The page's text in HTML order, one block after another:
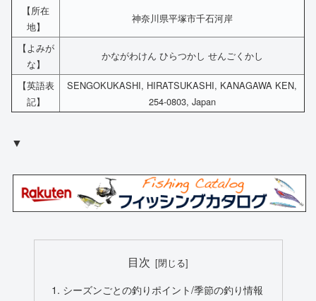
【所在
地】
神奈川県平塚市千石河岸
【よみが
な】
かながわけん ひらつかし せんごくかし
【英語表
記】
SENGOKUKASHI, HIRATSUKASHI, KANAGAWA KEN,
254-0803, Japan
▼
目次
シーズンごとの釣りポイント/季節の釣り情報